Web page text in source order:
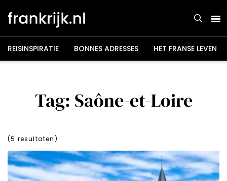
naar
inhoud
REISINSPIRATIE BONNES ADRESSES HET FRANSE LEVEN
Tag: Saône-et-Loire
(5 resultaten)